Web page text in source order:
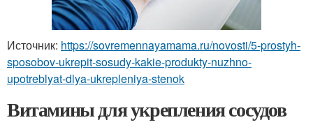
Источник: https://sovremennayamama.ru/novosti/5-prostyh-
sposobov-ukrepit-sosudy-kakie-produkty-nuzhno-
upotreblyat-dlya-ukrepleniya-stenok
Витамины для укрепления сосудов